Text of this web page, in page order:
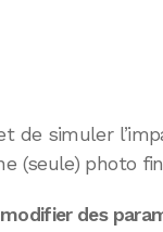
de simuler
(seule) photo
modifier des